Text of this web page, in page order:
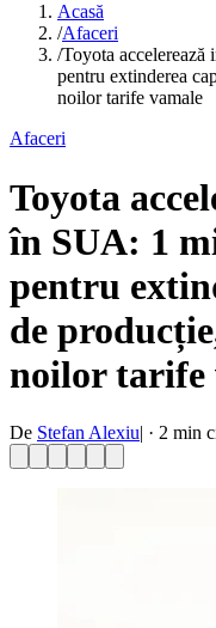
Acasă
/Afaceri
/Toyota
pentru extinderea
noilor tarife vamale
Afaceri
Toyota
în SUA: 1
pentru
de
noilor tarife
De Stefan Alexiu| · 2 min